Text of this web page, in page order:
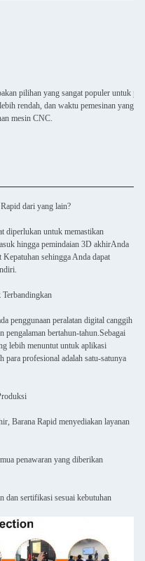
pilihan yang sangat populer untuk
rendah, dan waktu pemesinan yang
mesin CNC.
dari yang lain?
diperlukan untuk memastikan
hingga pemindaian 3D akhirAnda
sehingga Anda dapat
Terbandingkan
penggunaan peralatan digital canggih
bertahun-tahun.Sebagai
lebih menuntut untuk aplikasi
para profesional adalah satu-satunya
Barana Rapid menyediakan layanan
penawaran yang diberikan
dan sertifikasi sesuai kebutuhan